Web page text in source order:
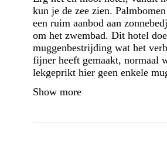
kun je de zee zien.
een ruim aanbod aan
om het zwembad. Dit hotel
muggenbestrijding wat het
fijner heeft gemaakt, normaal
lekgeprikt hier geen enkele
Show more